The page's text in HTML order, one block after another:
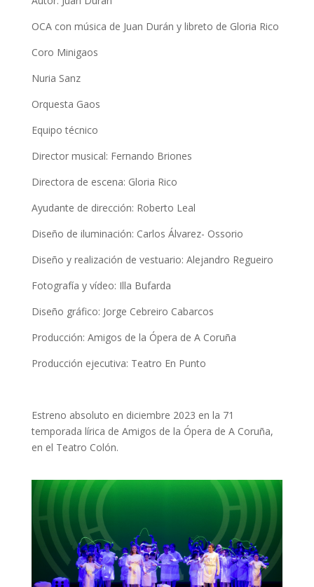
OCA con música de Juan Durán y libreto de Gloria Rico
Coro Minigaos
Nuria Sanz
Orquesta Gaos
Equipo técnico
Director musical: Fernando Briones
Directora de escena: Gloria Rico
Ayudante de dirección: Roberto Leal
Diseño de iluminación: Carlos Álvarez- Ossorio
Diseño y realización de vestuario: Alejandro Regueiro
Fotografía y vídeo: Illa Bufarda
Diseño gráfico: Jorge Cebreiro Cabarcos
Producción: Amigos de la Ópera de A Coruña
Producción ejecutiva: Teatro En Punto
Estreno absoluto en diciembre 2023 en la 71
temporada lírica de Amigos de la Ópera de A Coruña,
en el Teatro Colón.